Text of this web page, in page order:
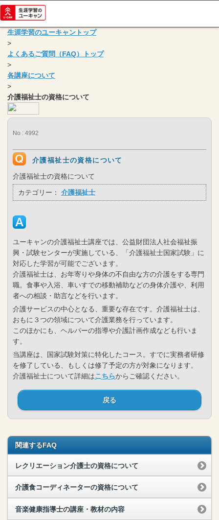
生涯学習のユーキャントップ
>
よくあるご質問（FAQ）トップ
>
各講座について
>
介護福祉士の資格について
No : 4992
介護福祉士の資格について
介護福祉士の資格について
カテゴリー： 介護福祉士
ユーキャンの介護福祉士講座では、公益財団法人社会福祉振
興・試験センターが実施している、「介護福祉士国家試験」に
対応した学習が可能でございます。
介護福祉士は、お年寄りや身体の不自由な方の介護をする専門
職。食事や入浴、車いすでの移動補助などの身体介護や、利用
者への相談・助言などを行います。
介護サービスの中心となる、重要な存在です。介護福祉士は、
おもに３つの領域について介護業務を行っています。
このほかにも、ヘルパーの指導や介護計画作成なども行いま
す。
当講座は、国家試験対策に特化したコース。すでに実務者研修
を修了している、もしくは修了予定の方が対象になります。
介護福祉士について詳細はこちらからご確認ください。
戻る
関連するFAQ
レクリエーション介護士の資格について
介護食コーディネーターの資格について
音楽健康指導士の講座・教材の内容